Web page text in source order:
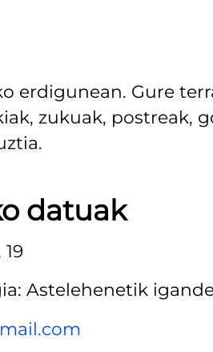
erdigunean. Gure
zukuak, postreak,
datuak
Astelehenetik